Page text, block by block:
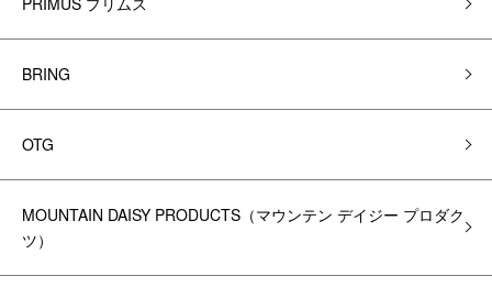
BRING
OTG
MOUNTAIN DAISY PRODUCTS（マウンテン デイジー プロダク
ツ）